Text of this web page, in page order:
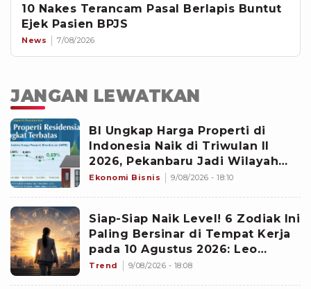
10 Nakes Terancam Pasal Berlapis Buntut
Ejek Pasien BPJS
News 7/08/2026
JANGAN LEWATKAN
BI Ungkap Harga Properti di
Indonesia Naik di Triwulan II
2026, Pekanbaru Jadi Wilayah
Paling Mencolok
Ekonomi Bisnis 9/08/2026 - 18:10
Siap-Siap Naik Level! 6 Zodiak Ini
Paling Bersinar di Tempat Kerja
pada 10 Agustus 2026: Leo
Emban Peran Penting
Trend 9/08/2026 - 18:08